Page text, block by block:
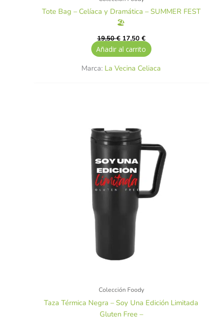
Tote Bag – Celíaca y Dramática – SUMMER FEST
🏖️
19,50€ 17,50 €
Añadir al carrito
Marca: La Vecina Celiaca
Colección Foody
Taza Térmica Negra – Soy Una Edición Limitada
Gluten Free –